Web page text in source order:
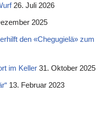
26. Juli 2026
2025
den «Chegugielä» zum
im Keller 31. Oktober 2025
13. Februar 2023